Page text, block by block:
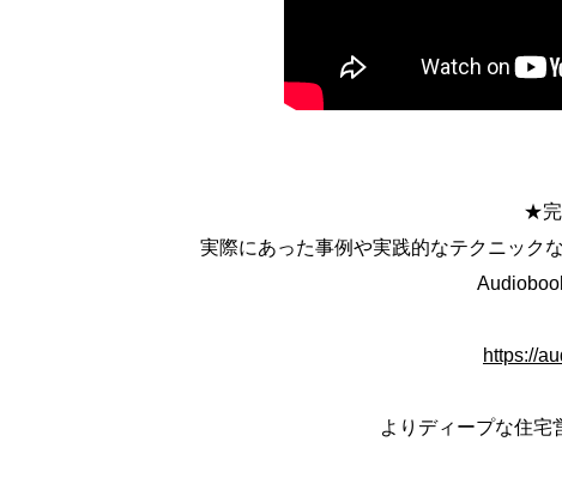
★完
実際にあった事例や実践的なテクニック
https://
よりディープな住宅